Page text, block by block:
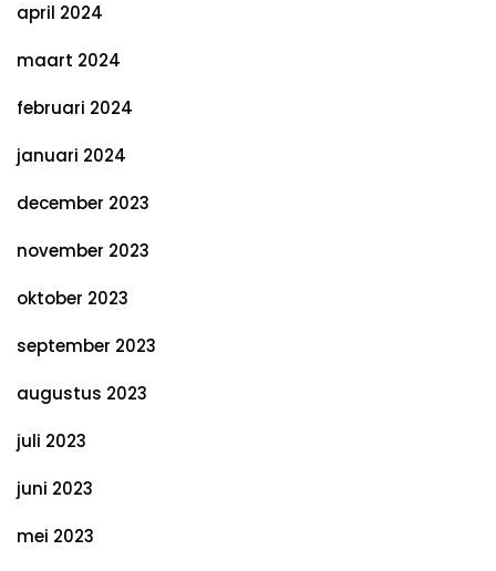
april 2024
maart 2024
februari 2024
januari 2024
december 2023
november 2023
oktober 2023
september 2023
augustus 2023
juli 2023
juni 2023
mei 2023